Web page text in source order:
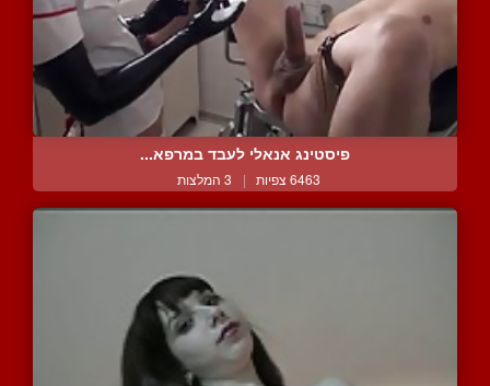
פיסטינג אנאלי לעבד במרפא...
6463 צפיות | 3 המלצות